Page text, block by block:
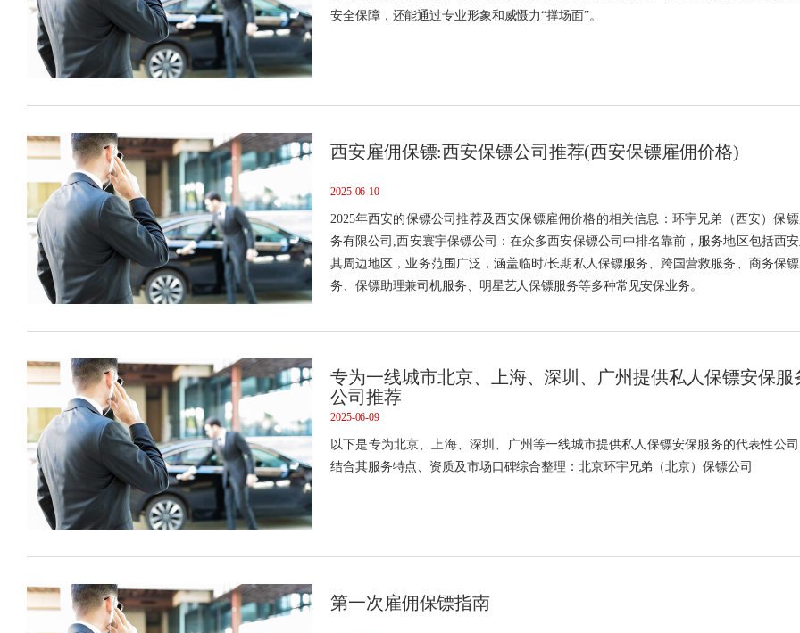
安全保障，还能通过专业形象和威慑力“撑场面”。
西安雇佣保镖:西安保镖公司推荐(西安保镖雇佣价格)
2025-06-10
2025年西安的保镖公司推荐及西安保镖雇佣价格的相关信息：环宇兄弟（西安）保
务有限公司,西安寰宇保镖公司：在众多西安保镖公司中排名靠前，服务地区包括西安
其周边地区，业务范围广泛，涵盖临时/长期私人保镖服务、跨国营救服务、商务保
务、保镖助理兼司机服务、明星艺人保镖服务等多种常见安保业务。
专为一线城市北京、上海、深圳、广州提供私人保镖安保服
公司推荐
2025-06-09
以下是专为北京、上海、深圳、广州等一线城市提供私人保镖安保服务的代表性公司
结合其服务特点、资质及市场口碑综合整理：北京环宇兄弟（北京）保镖公司
第一次雇佣保镖指南